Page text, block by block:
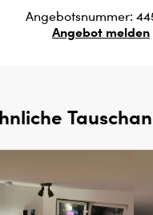
Angebotsnummer:
Angebot melden